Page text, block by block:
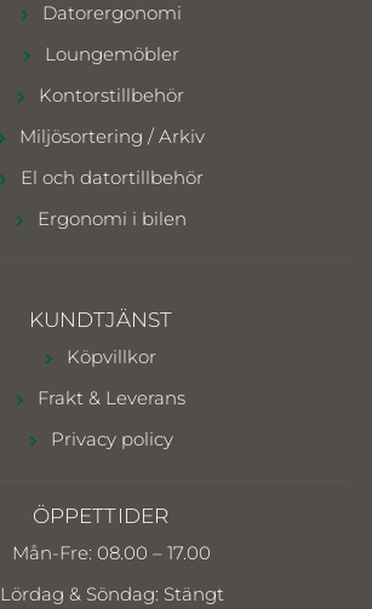
Datorergonomi
Loungemöbler
Kontorstillbehör
Miljösortering / Arkiv
El och datortillbehör
Ergonomi i bilen
KUNDTJÄNST
Köpvillkor
Frakt & Leverans
Privacy policy
ÖPPETTIDER
Mån-Fre: 08.00 – 17.00
Lördag & Söndag: Stängt